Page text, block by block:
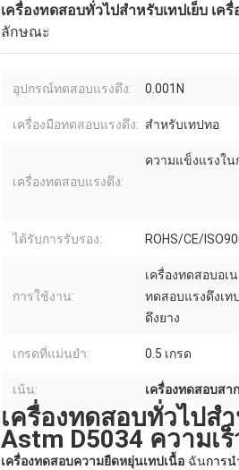
เครื่องทดสอบทั่วไปสําหรับเทปเย็บ เ
ลักษณะ
อุปกรณ์ทดสอบแรงดึง: 0.001N
เครื่องมือทดสอบแรงดึง: สำหรับเทปทอ
เครื่องทดสอบแรงดึง:
ความแข็งแรงใน
ได้รับการรับรอง: ROHS/CE/
การใช้งาน:
เครื่องทดสอบอเ
ทดสอบแรงดึงเท
ดึงยาง
เกรดที่แม่นยำ: 0.5 เกรด
เน้น: เครื่องทดสอบสา
เครื่องทดสอบทั่วไปสํ
Astm D5034 ความเ
เครื่องทดสอบความยืดหยุ่นเทปเนื้อ ฉันการนํ